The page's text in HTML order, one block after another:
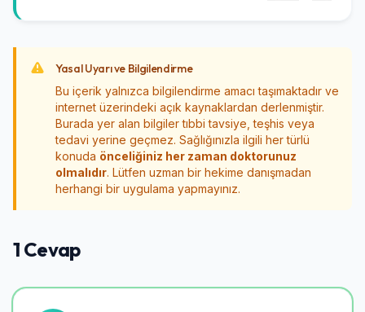
Yasal Uyarı ve Bilgilendirme
Bu içerik yalnızca bilgilendirme amacı taşımaktadır ve
internet üzerindeki açık kaynaklardan derlenmiştir.
Burada yer alan bilgiler tıbbi tavsiye, teşhis veya
tedavi yerine geçmez. Sağlığınızla ilgili her türlü
konuda önceliğiniz her zaman doktorunuz
olmalıdır. Lütfen uzman bir hekime danışmadan
herhangi bir uygulama yapmayınız.
1 Cevap